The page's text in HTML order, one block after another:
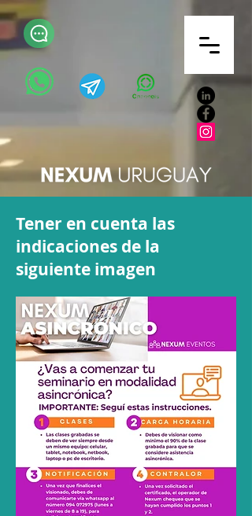
Tener en cuenta las
indicaciones de la
siguiente imagen